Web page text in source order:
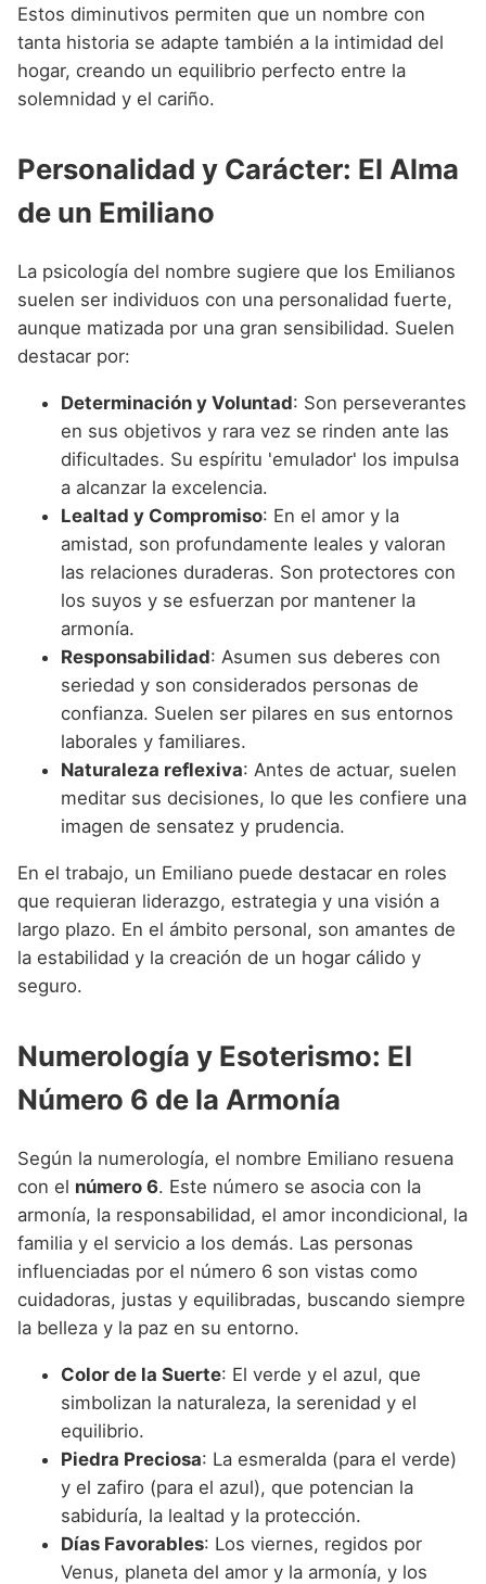
Estos diminutivos permiten que un nombre con
tanta historia se adapte también a la intimidad del
hogar, creando un equilibrio perfecto entre la
solemnidad y el cariño.
Personalidad y Carácter: El Alma
de un Emiliano
La psicología del nombre sugiere que los Emilianos
suelen ser individuos con una personalidad fuerte,
aunque matizada por una gran sensibilidad. Suelen
destacar por:
Determinación y Voluntad: Son perseverantes
en sus objetivos y rara vez se rinden ante las
dificultades. Su espíritu 'emulador' los impulsa
a alcanzar la excelencia.
Lealtad y Compromiso: En el amor y la
amistad, son profundamente leales y valoran
las relaciones duraderas. Son protectores con
los suyos y se esfuerzan por mantener la
armonía.
Responsabilidad: Asumen sus deberes con
seriedad y son considerados personas de
confianza. Suelen ser pilares en sus entornos
laborales y familiares.
Naturaleza reflexiva: Antes de actuar, suelen
meditar sus decisiones, lo que les confiere una
imagen de sensatez y prudencia.
En el trabajo, un Emiliano puede destacar en roles
que requieran liderazgo, estrategia y una visión a
largo plazo. En el ámbito personal, son amantes de
la estabilidad y la creación de un hogar cálido y
seguro.
Numerología y Esoterismo: El
Número 6 de la Armonía
Según la numerología, el nombre Emiliano resuena
con el número 6. Este número se asocia con la
armonía, la responsabilidad, el amor incondicional, la
familia y el servicio a los demás. Las personas
influenciadas por el número 6 son vistas como
cuidadoras, justas y equilibradas, buscando siempre
la belleza y la paz en su entorno.
Color de la Suerte: El verde y el azul, que
simbolizan la naturaleza, la serenidad y el
equilibrio.
Piedra Preciosa: La esmeralda (para el verde)
y el zafiro (para el azul), que potencian la
sabiduría, la lealtad y la protección.
Días Favorables: Los viernes, regidos por
Venus, planeta del amor y la armonía, y los